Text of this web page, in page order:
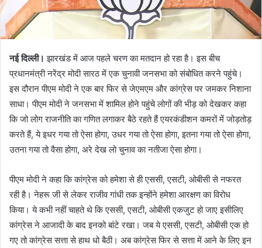
नई दिल्ली। झारखंड में आज पहले चरण का मतदान हो रहा है। इस बीच
प्रधानमंत्री नरेंद्र मोदी सारठ में एक चुनावी जनसभा को संबोधित करने पहुंचे।
इस दौरान पीएम मोदी ने एक बार फिर से जेएमएम और कांग्रेस पर जमकर निशाना
साधा। पीएम मोदी ने जनसभा में शामिल होने पहुंचे लोगों की भीड़ को देखकर कहा
कि जो लोग राजनीति का गणित लगाकर बैठे रहते हैं एयरकंडीशन कमरों में जोड़तोड़
करते हैं, ये इधर गया तो ऐसा होगा, उधर गया तो ऐसा होगा, इतना गया तो ऐसा होगा,
उतना गया तो वैसा होगा, अरे देख लो चुनाव का नतीजा ऐसा होगा।
पीएम मोदी ने कहा कि कांग्रेस को हमेशा से ही एससी, एसटी, ओबीसी से नफरत
रही है। नेहरू जी से लेकर राजीव गांधी तक इन्होंने हमेशा आरक्षण का विरोध
किया। ये कभी नहीं चाहते थे कि एससी, एसटी, ओबीसी एकजुट हो जाए इसीलिए
कांग्रेस ने आजादी के बाद इनको बांटे रखा। जब ये एससी, एसटी, ओबीसी एक हो
गए तो कांग्रेस सत्ता से हाथ धो बैठी। अब कांग्रेस फिर से सत्ता में आने के लिए इन